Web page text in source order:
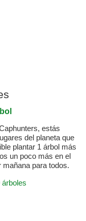
estás
del planeta que
plantar 1 árbol más
un poco más en el
para todos.
árboles